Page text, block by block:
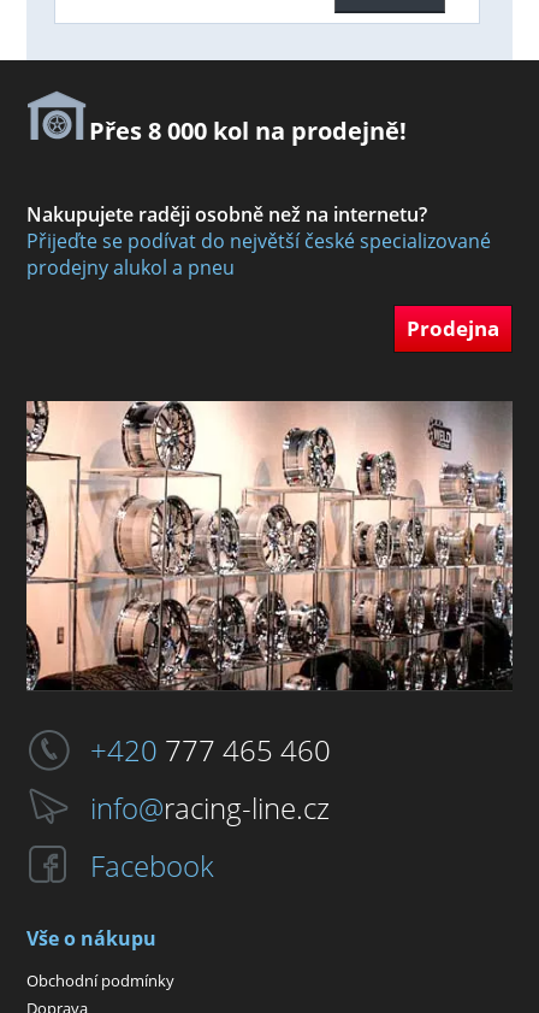
Přes 8 000 kol na prodejně!
Nakupujete raději osobně než na internetu?
Přijeďte se podívat do největší české specializované
prodejny alukol a pneu
Prodejna
+420 777 465 460
info@racing-line.cz
Facebook
Vše o nákupu
Obchodní podmínky
Doprava